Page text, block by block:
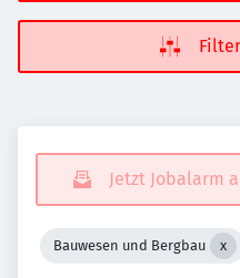
Jetzt Jobalarm
Bauwesen und Bergbau